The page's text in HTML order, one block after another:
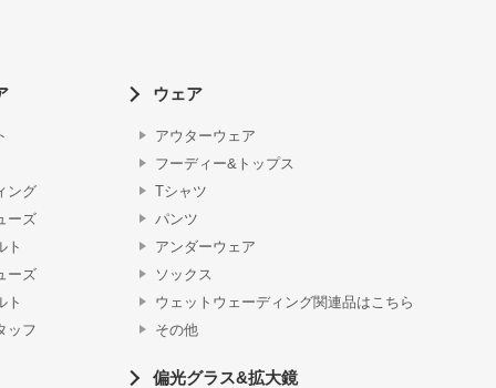
ング
ーズ
ト
ーズ
ト
ッフ
ウェア
アウターウェア
フーディー&トップス
Tシャツ
パンツ
アンダーウェア
ソックス
ウェットウェーディング関連品はこちら
その他
偏光グラス&拡大鏡